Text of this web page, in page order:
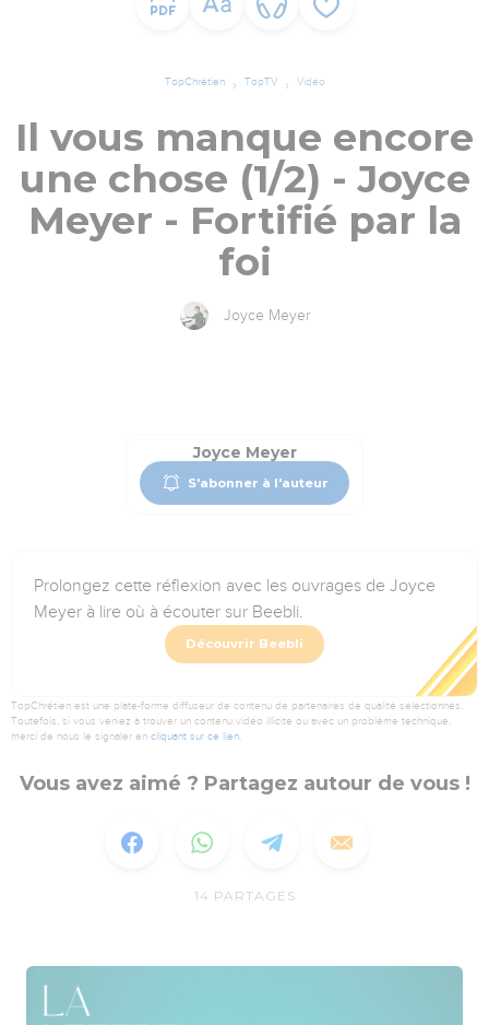
TopChrétien TopTV Vidéo
Il vous manque encore
une chose (1/2) - Joyce
Meyer - Fortifié par la
foi
Joyce Meyer
Joyce Meyer
S'abonner à l'auteur
Prolongez cette réflexion avec les ouvrages de Joyce
Meyer à lire où à écouter sur Beebli.
Découvrir Beebli
TopChrétien est une plate-forme diffuseur de contenu de partenaires de qualité sélectionnés.
Toutefois, si vous veniez à trouver un contenu vidéo illicite ou avec un problème technique,
merci de nous le signaler en cliquant sur ce lien.
Vous avez aimé ? Partagez autour de vous !
14 PARTAGES